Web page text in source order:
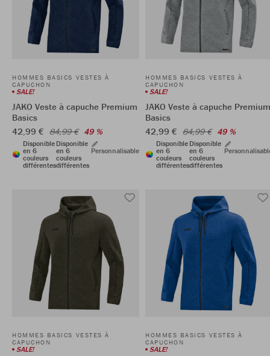
HOMMES BASICS VESTES À
CAPUCHON
SALE!
JAKO Veste à capuche Premium
Basics
42,99 € 84,99 € 49 %
Disponible
en 6
couleurs
différentes
Disponible
en 6
couleurs
différentes
Personnalisable
HOMMES BASICS VESTES À
CAPUCHON
SALE!
JAKO Veste à capuche Premium
Basics
42,99 € 84,99 € 49 %
Disponible
en 6
couleurs
différentes
Disponible
en 6
couleurs
différentes
HOMMES BASICS VESTES À
CAPUCHON
SALE!
HOMMES BASICS VESTES À
CAPUCHON
SALE!